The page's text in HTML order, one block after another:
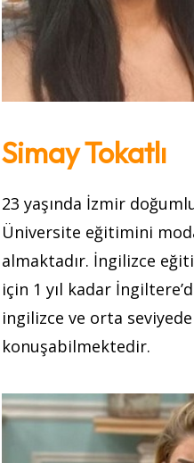
Simay Tokatlı
23 yaşında İzmir
Üniversite eğitimini
almaktadır. İngilizce
için 1 yıl kadar
ingilizce ve orta
konuşabilmektedir.